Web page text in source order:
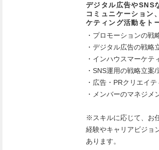
デジタル広告やSNS
コミュニケーション
ケティング活動をト
・プロモーションの戦
・デジタル広告の戦略
・インハウスマーケテ
・SNS運用の戦略立案/
・広告・PRクリエイ
・メンバーのマネジメ
※スキルに応じて、お
経験やキャリアビジョ
あります。